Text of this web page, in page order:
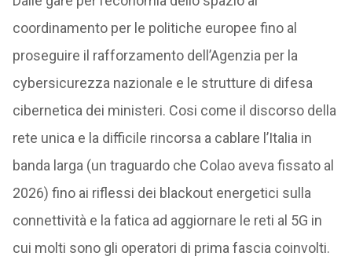
coordinamento per le politiche europee fino al
proseguire il rafforzamento dell’Agenzia per la
cybersicurezza nazionale e le strutture di difesa
cibernetica dei ministeri. Cosi come il discorso della
rete unica e la difficile rincorsa a cablare l’Italia in
banda larga (un traguardo che Colao aveva fissato al
2026) fino ai riflessi dei blackout energetici sulla
connettività e la fatica ad aggiornare le reti al 5G in
cui molti sono gli operatori di prima fascia coinvolti.